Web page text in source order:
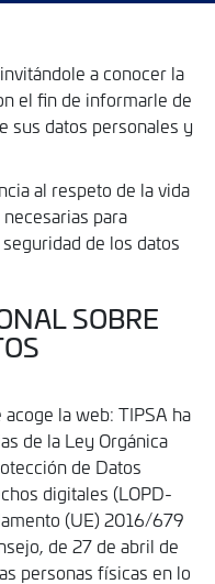
a conocer la
el fin de informarle de
sus datos personales y
al respeto de la vida
para
de los datos
SOBRE
la web: TIPSA ha
de la Ley Orgánica
de Datos
digitales (LOPD-
(UE) 2016/679
de 27 de abril de
personas físicas en lo